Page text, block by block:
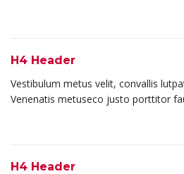
H4 Header
Vestibulum metus velit, convallis
Venenatis metuseco justo porttitor
H4 Header